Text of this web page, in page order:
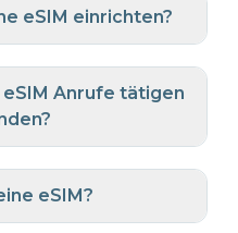
eSIM einrichten?
Anrufe tätigen
eSIM?